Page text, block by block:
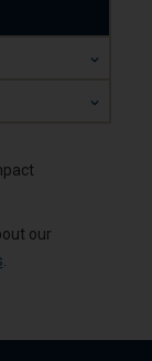
our